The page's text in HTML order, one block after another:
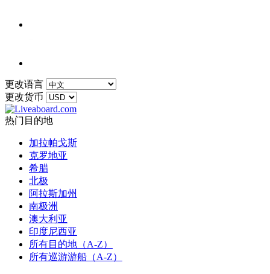
更改语言
更改货币
热门目的地
加拉帕戈斯
克罗地亚
希腊
北极
阿拉斯加州
南极洲
澳大利亚
印度尼西亚
所有目的地（A-Z）
所有巡游游船（A-Z）